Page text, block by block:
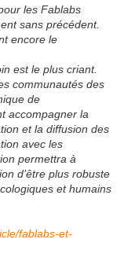
les Fablabs
sans précédent.
encore le
est le plus criant.
communautés des
de
accompagner la
et la diffusion des
avec les
permettra à
d’être plus robuste
et humains
fablabs-et-